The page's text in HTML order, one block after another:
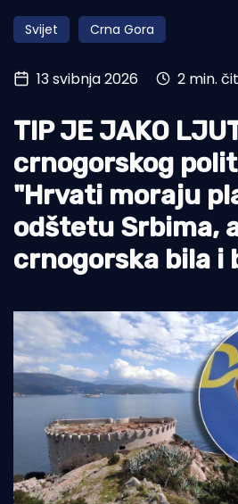
Obala
Otoci
Turizam i nautika
Pomorstvo
Ribolov
Ekologija
Tradicija i kultura
Svijet Crna Gora
13 svibnja 2026 2 min.
TIP JE JAKO
crnogorskog
"Hrvati moraju
odštetu Srbima,
crnogorska bila i